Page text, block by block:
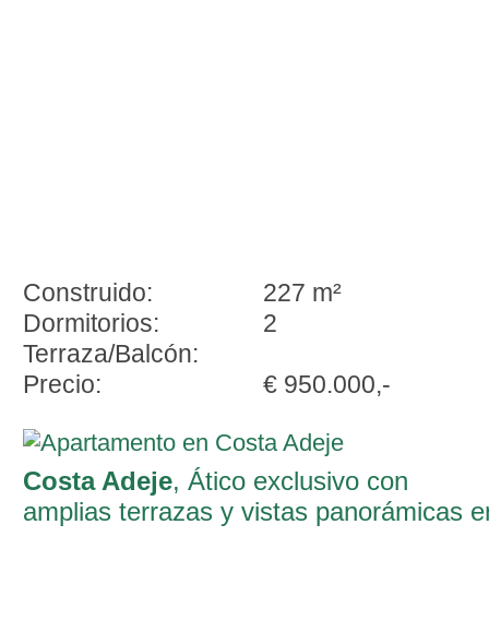
Construido:
227 m²
Dormitorios:
2
Terraza/Balcón:
Precio:
€ 950.000,-
Costa Adeje, Ático exclusivo con
amplias terrazas y vistas panorámicas